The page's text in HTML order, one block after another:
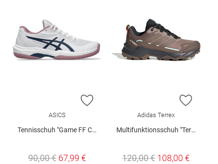
ZUR WUNSCHLISTE HINZUFÜGEN
ASICS
Tennisschuh "Game FF Clay/Oc W"
90,00 € 67,99 €
ZUR
Adidas Terrex
Multifunktionsschuh "Terrex"
120,00 € 108,00 €